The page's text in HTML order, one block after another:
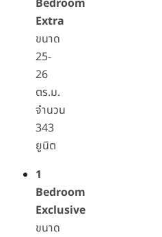
Bedroom
Extra
ขนาด
25-
26
ตร.ม.
จำนวน
343
ยูนิต
1
Bedroom
Exclusive
ขนาด